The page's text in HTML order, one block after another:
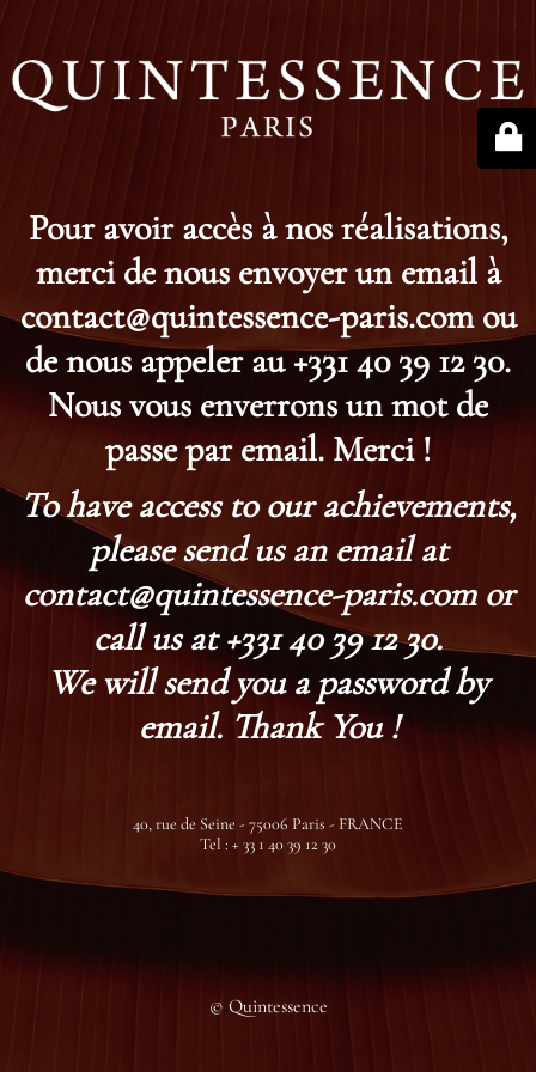
Pour avoir accès à nos réalisations,
merci de nous envoyer un email à
contact@quintessence-paris.com ou
de nous appeler au +331 40 39 12 30.
Nous vous enverrons un mot de
passe par email. Merci !
To have access to our achievements,
please send us an email at
contact@quintessence-paris.com or
call us at +331 40 39 12 30.
We will send you a password by
email. Thank You !
40, rue de Seine - 75006 Paris - FRANCE
Tel : + 33 1 40 39 12 30
© Quintessence